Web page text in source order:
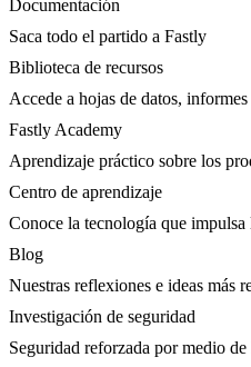
Documentación
Saca todo el partido a Fastly
Biblioteca de recursos
Accede a hojas de datos,
Fastly Academy
Aprendizaje práctico sobre los
Centro de aprendizaje
Conoce la tecnología que
Blog
Nuestras reflexiones e ideas más
Investigación de seguridad
Seguridad reforzada por medio